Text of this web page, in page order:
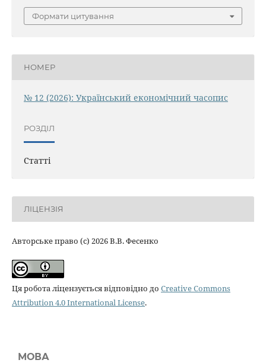
Формати цитування
НОМЕР
№ 12 (2026): Український економічний часопис
РОЗДІЛ
Статті
ЛІЦЕНЗІЯ
Авторське право (c) 2026 В.В. Фесенко
Ця робота ліцензується відповідно до Creative Commons
Attribution 4.0 International License.
МОВА